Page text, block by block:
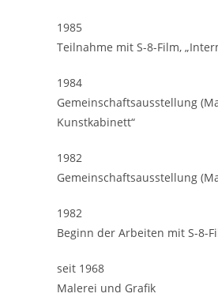
1985
Teilnahme mit S-8-Film,
1984
Gemeinschaftsausstellung
Kunstkabinett“
1982
Gemeinschaftsausstellung
1982
Beginn der Arbeiten mit S-8-
seit 1968
Malerei und Grafik